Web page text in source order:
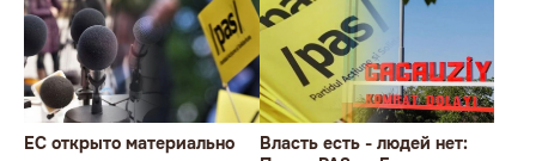
ÎMPOTRIVA MOLDOVEI!
Lecțiile istoriei și provocările
prezentului (la împlinirea a
550 de ani de la bătălia de la
Războieni)
ЕС открыто материально
Власть есть - людей нет: